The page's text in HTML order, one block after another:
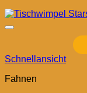
Schnellansicht
Fahnen